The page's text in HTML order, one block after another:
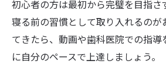
初心者の方は最初から完璧を目指さ
寝る前の習慣として取り入れるのが
てきたら、動画や歯科医院での指導
に自分のペースで上達しましょう。